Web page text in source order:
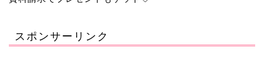
スポンサーリンク